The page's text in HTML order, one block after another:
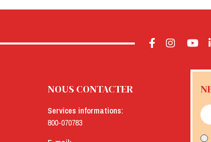
NOUS CONTACTER
Services informations:
800-070783